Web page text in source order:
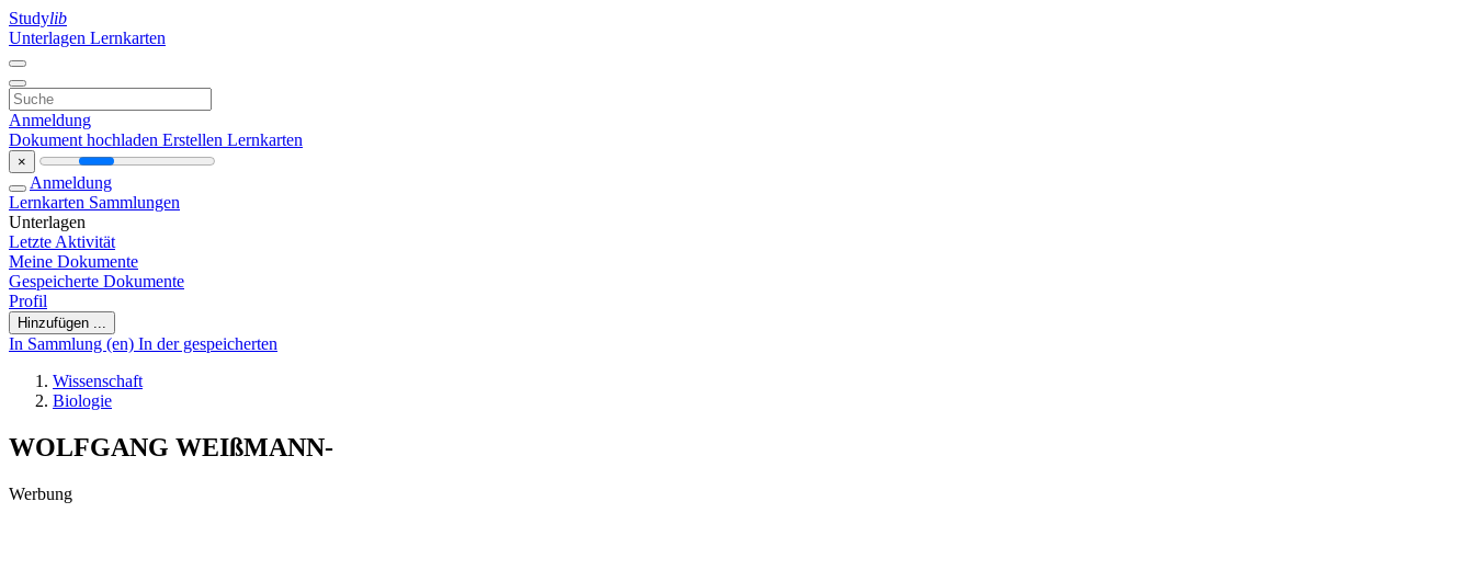
Studylib
Unterlagen Lernkarten
Anmeldung
Dokument hochladen Erstellen Lernkarten
×
Anmeldung
Lernkarten Sammlungen
Unterlagen
Letzte Aktivität
Meine Dokumente
Gespeicherte Dokumente
Profil
Hinzufügen ...
In Sammlung (en) In der gespeicherten
Wissenschaft
Biologie
WOLFGANG WEIßMANN-
Werbung